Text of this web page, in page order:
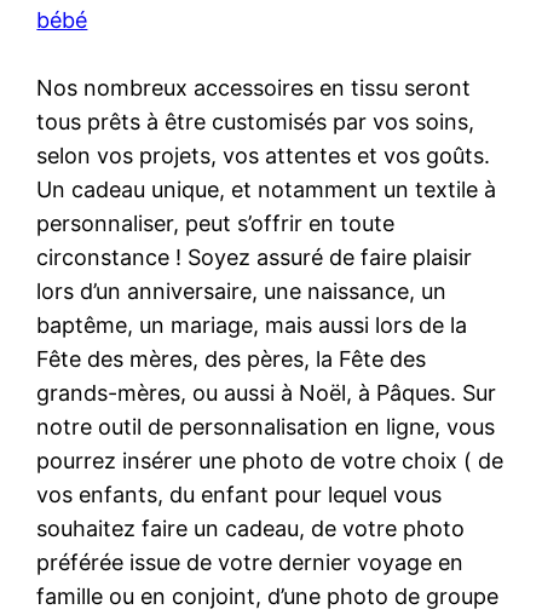
bébé
Nos nombreux accessoires en tissu seront
tous prêts à être customisés par vos soins,
selon vos projets, vos attentes et vos goûts.
Un cadeau unique, et notamment un textile à
personnaliser, peut s’offrir en toute
circonstance ! Soyez assuré de faire plaisir
lors d’un anniversaire, une naissance, un
baptême, un mariage, mais aussi lors de la
Fête des mères, des pères, la Fête des
grands-mères, ou aussi à Noël, à Pâques. Sur
notre outil de personnalisation en ligne, vous
pourrez insérer une photo de votre choix ( de
vos enfants, du enfant pour lequel vous
souhaitez faire un cadeau, de votre photo
préférée issue de votre dernier voyage en
famille ou en conjoint, d’une photo de groupe